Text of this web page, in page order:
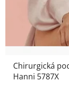
Chirurgická
Hanni 5787X